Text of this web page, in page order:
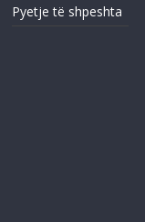
Pyetje të shpeshta